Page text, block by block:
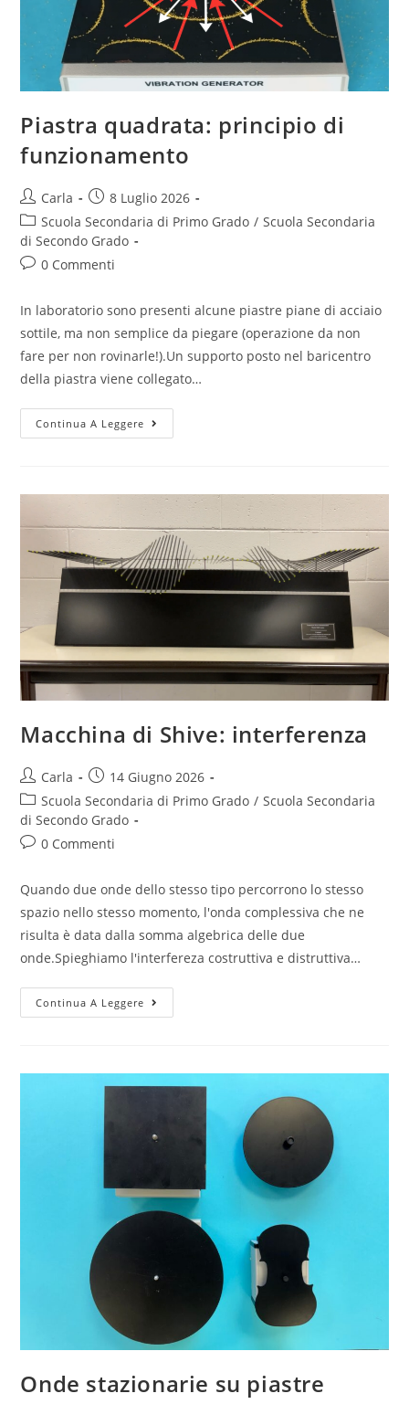
Piastra quadrata: principio di
funzionamento
Post
author:
Carla
Post
published:
8 Luglio 2026
Post
category:
Scuola Secondaria di Primo Grado / Scuola Secondaria
di Secondo Grado
Post0 Commenti
In laboratorio sono presenti alcune piastre piane di acciaio
sottile, ma non semplice da piegare (operazione da non
fare per non rovinarle!).Un supporto posto nel baricentro
della piastra viene collegato…
Continua A Leggere
quadrata:
funzionamento
Macchina di Shive: interferenza
Post
author:
Carla
Post
published:
14 Giugno 2026
Post
category:
Scuola Secondaria di Primo Grado / Scuola Secondaria
di Secondo Grado
Post0 Commenti
Quando due onde dello stesso tipo percorrono lo stesso
spazio nello stesso momento, l'onda complessiva che ne
risulta è data dalla somma algebrica delle due
onde.Spieghiamo l'interfereza costruttiva e distruttiva…
Continua A Leggere
di
Onde stazionarie su piastre